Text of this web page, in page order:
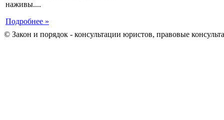
наживы....
Подробнее »
© Закон и порядок - консультации юристов, правовые